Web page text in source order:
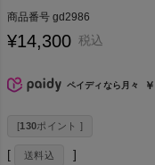
商品番号 gd2986
¥14,300 税込
ペイディなら月々
[130ポイント ]
送料込